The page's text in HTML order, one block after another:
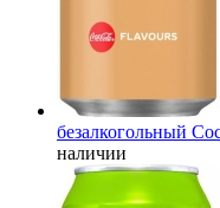
безалкогольный
наличии